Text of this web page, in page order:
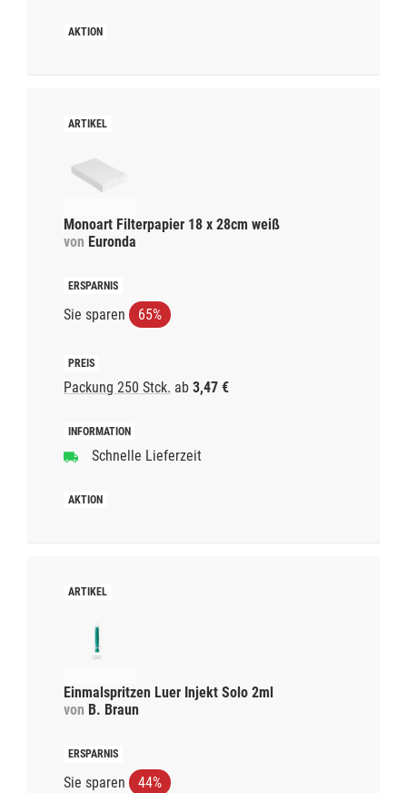
Monoart Filterpapier 18 x 28cm weiß
von Euronda
Sie sparen 65%
Packung 250 Stck. ab 3,47 €
Schnelle Lieferzeit
Einmalspritzen Luer Injekt Solo 2ml
von B. Braun
Sie sparen 44%